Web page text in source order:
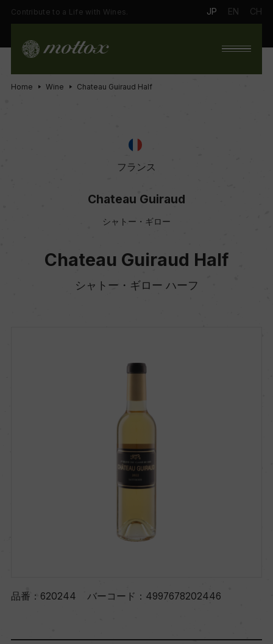
Contribute to a Life with Wines. JP EN CH
Home Wine Chateau Guiraud Half
フランス
Chateau Guiraud
シャトー・ギロー
Chateau Guiraud Half
シャトー・ギロー ハーフ
品番： 620244 バーコード： 4997678202446